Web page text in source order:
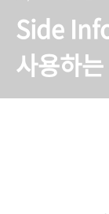
Side
사용하